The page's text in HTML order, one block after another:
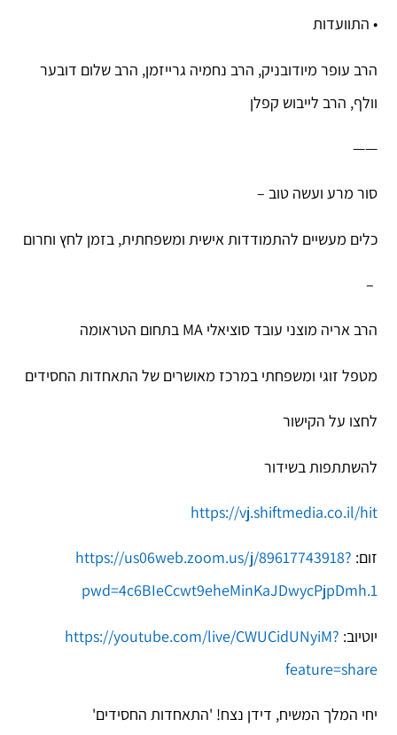
• התוועדות
הרב עופר מיודובניק, הרב נחמיה גרייזמן, הרב שלום דובער
וולף, הרב לייבוש קפלן
——
סור מרע ועשה טוב –
כלים מעשיים להתמודדות אישית ומשפחתית, בזמן לחץ וחרום
–
הרב אריה מוצני עובד סוציאלי MA בתחום הטראומה
מטפל זוגי ומשפחתי במרכז מאושרים של התאחדות החסידים
לחצו על הקישור
להשתתפות בשידור
https://vj.shiftmedia.co.il/hit
זום: https://us06web.zoom.us/j/89617743918?
pwd=4c6BIeCcwt9eheMinKaJDwycPjpDmh.1
יוטיוב: https://youtube.com/live/CWUCidUNyiM?
feature=share
יחי המלך המשיח, דידן נצח! 'התאחדות החסידים'